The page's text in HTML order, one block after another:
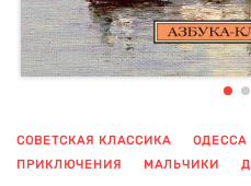
СОВЕТСКАЯ КЛАССИКА ОДЕССА
ПРИКЛЮЧЕНИЯ
МАЛЬЧИКИ